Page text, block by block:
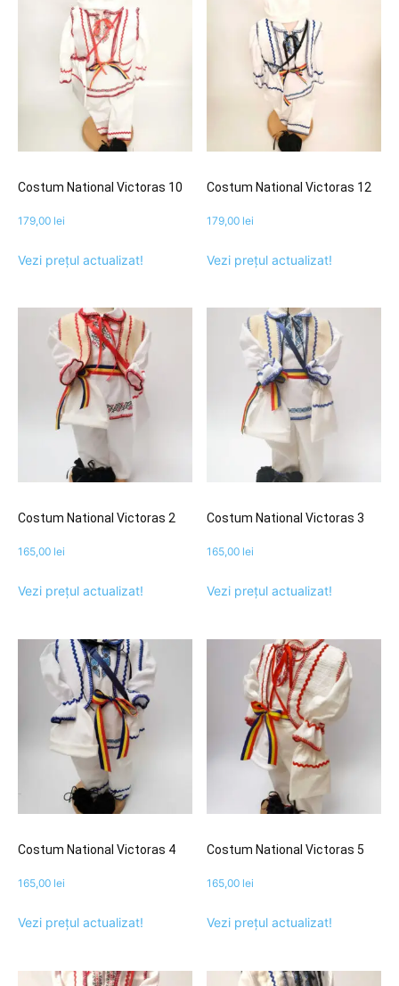
Costum National Victoras 10
179,00 lei
Vezi prețul actualizat!
Costum National Victoras 12
179,00 lei
Vezi prețul actualizat!
Costum National Victoras 2
165,00 lei
Vezi prețul actualizat!
Costum National Victoras 3
165,00 lei
Vezi prețul actualizat!
Costum National Victoras 4
165,00 lei
Vezi prețul actualizat!
Costum National Victoras 5
165,00 lei
Vezi prețul actualizat!